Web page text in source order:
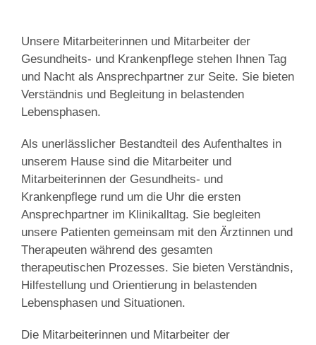
Unsere Mitarbeiterinnen und Mitarbeiter der
Gesundheits- und Krankenpflege stehen Ihnen Tag
und Nacht als Ansprechpartner zur Seite. Sie bieten
Verständnis und Begleitung in belastenden
Lebensphasen.
Als unerlässlicher Bestandteil des Aufenthaltes in
unserem Hause sind die Mitarbeiter und
Mitarbeiterinnen der Gesundheits- und
Krankenpflege rund um die Uhr die ersten
Ansprechpartner im Klinikalltag. Sie begleiten
unsere Patienten gemeinsam mit den Ärztinnen und
Therapeuten während des gesamten
therapeutischen Prozesses. Sie bieten Verständnis,
Hilfestellung und Orientierung in belastenden
Lebensphasen und Situationen.
Die Mitarbeiterinnen und Mitarbeiter der